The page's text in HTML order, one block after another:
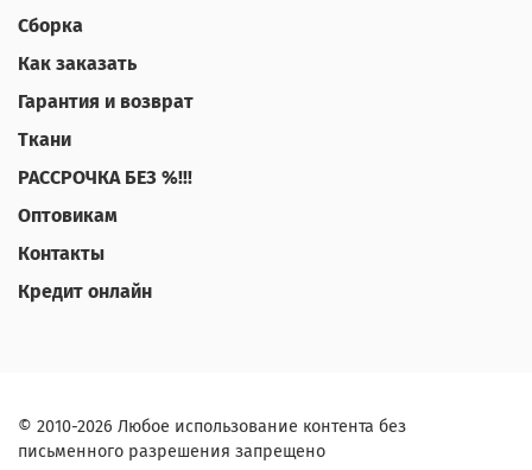
Сборка
Как заказать
Гарантия и возврат
Ткани
РАССРОЧКА БЕЗ %!!!
Оптовикам
Контакты
Кредит онлайн
© 2010-2026 Любое использование контента без
письменного разрешения запрещено